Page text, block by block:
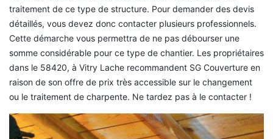
traitement de ce type de structure. Pour demander des devis
détaillés, vous devez donc contacter plusieurs professionnels.
Cette démarche vous permettra de ne pas débourser une
somme considérable pour ce type de chantier. Les propriétaires
dans le 58420, à Vitry Lache recommandent SG Couverture en
raison de son offre de prix très accessible sur le changement
ou le traitement de charpente. Ne tardez pas à le contacter !